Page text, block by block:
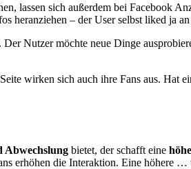
lassen sich außerdem bei Facebook
heranziehen – der User selbst liked ja
Nutzer möchte neue Dinge
wirken sich auch ihre Fans aus. Hat
Abwechslung bietet, der schafft eine
erhöhen die Interaktion. Eine höhere …